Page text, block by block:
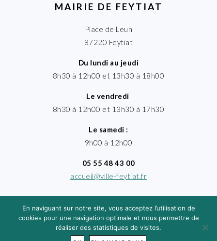
MAIRIE DE FEYTIAT
Place de Leun
87220 Feytiat
Du lundi au jeudi
8h30 à 12h00 et 13h30 à 18h00
Le vendredi
8h30 à 12h00 et 13h30 à 17h30
Le samedi :
9h00 à 12h00
05 55 48 43 00
accueil@ville-feytiat.fr
En naviguant sur notre site, vous acceptez l’utilisation de
cookies pour une navigation optimale et nous permettre de
réaliser des statistiques de visites.